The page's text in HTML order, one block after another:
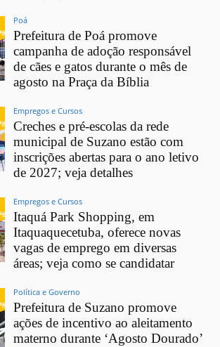
Poá
Prefeitura de Poá promove
campanha de adoção responsável
de cães e gatos durante o mês de
agosto na Praça da Bíblia
Empregos e Cursos
Creches e pré-escolas da rede
municipal de Suzano estão com
inscrições abertas para o ano letivo
de 2027; veja detalhes
Empregos e Cursos
Itaquá Park Shopping, em
Itaquaquecetuba, oferece novas
vagas de emprego em diversas
áreas; veja como se candidatar
Política e Governo
Prefeitura de Suzano promove
ações de incentivo ao aleitamento
materno durante ‘Agosto Dourado’